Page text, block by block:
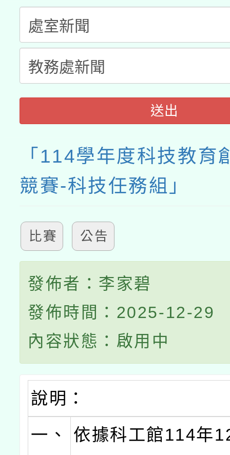
接種之民眾」措施，延
月28日止
送出
「114學年度科技教育
競賽-科技任務組」
比賽 公告
發佈者：李家碧
發佈時間：2025-12-29
內容狀態：啟用中
說明：
一、
依據科工館114年